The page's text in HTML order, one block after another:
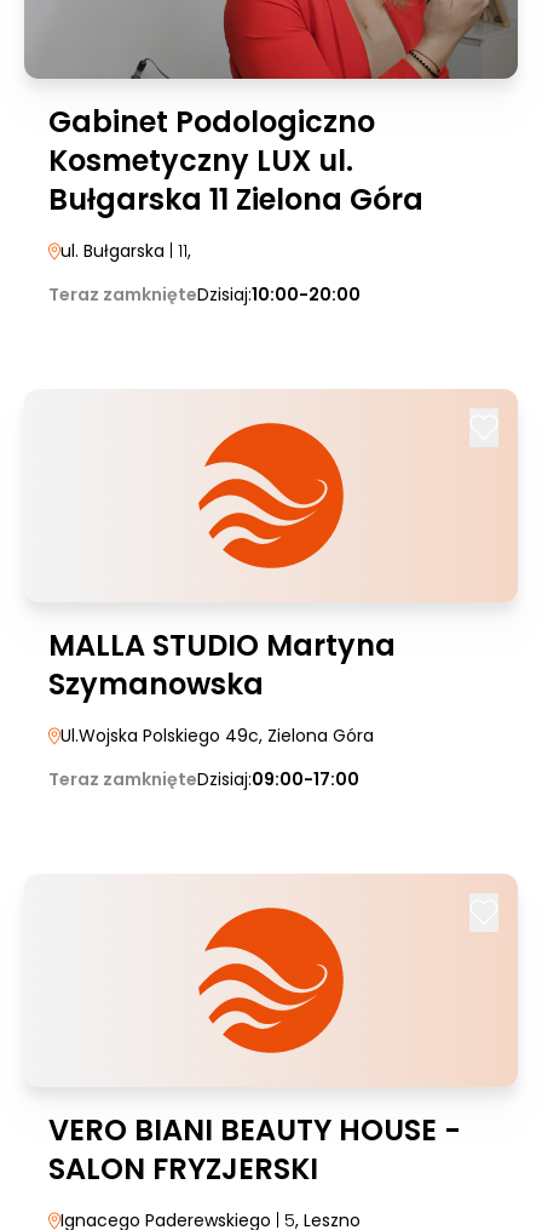
Gabinet Podologiczno
Kosmetyczny LUX ul.
Bułgarska 11 Zielona Góra
ul. Bułgarska | 11,
Teraz zamknięteDzisiaj:10:00-20:00
MALLA STUDIO Martyna
Szymanowska
Ul.Wojska Polskiego 49c, Zielona Góra
Teraz zamknięteDzisiaj:09:00-17:00
VERO BIANI BEAUTY HOUSE -
SALON FRYZJERSKI
Ignacego Paderewskiego | 5, Leszno